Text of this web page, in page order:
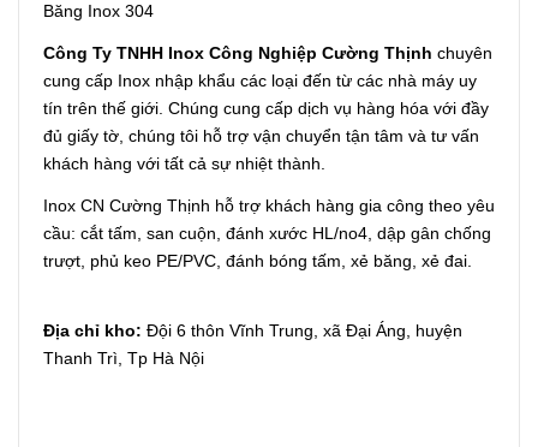
Băng Inox 304
Công Ty TNHH Inox Công Nghiệp Cường Thịnh chuyên
cung cấp Inox nhập khẩu các loại đến từ các nhà máy uy
tín trên thế giới. Chúng cung cấp dịch vụ hàng hóa với đầy
đủ giấy tờ, chúng tôi hỗ trợ vận chuyển tận tâm và tư vấn
khách hàng với tất cả sự nhiệt thành.
Inox CN Cường Thịnh hỗ trợ khách hàng gia công theo yêu
cầu: cắt tấm, san cuộn, đánh xước HL/no4, dập gân chống
trượt, phủ keo PE/PVC, đánh bóng tấm, xẻ băng, xẻ đai.
Địa chỉ kho: Đội 6 thôn Vĩnh Trung, xã Đại Áng, huyện
Thanh Trì, Tp Hà Nội